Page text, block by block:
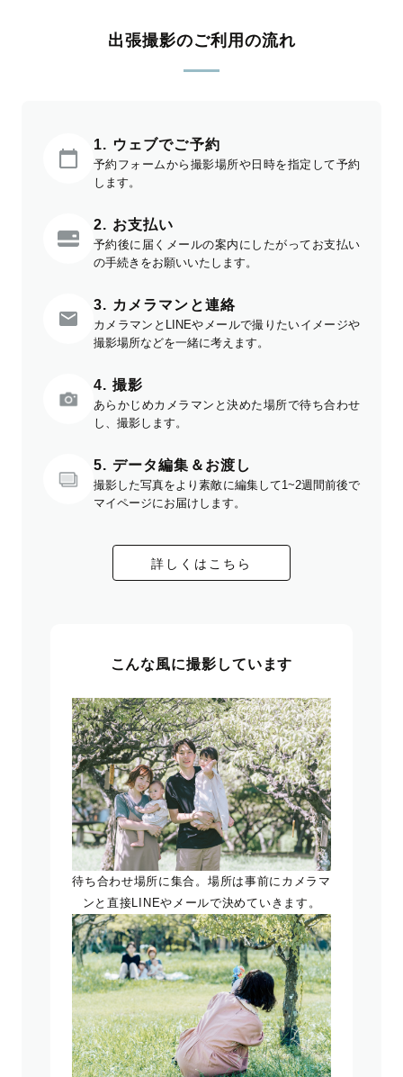
出張撮影のご利用の流れ
1. ウェブでご予約
予約フォームから撮影場所や日時を指定して予約
します。
2. お支払い
予約後に届くメールの案内にしたがってお支払い
の手続きをお願いいたします。
3. カメラマンと連絡
カメラマンとLINEやメールで撮りたいイメージや
撮影場所などを一緒に考えます。
4. 撮影
あらかじめカメラマンと決めた場所で待ち合わせ
し、撮影します。
5. データ編集＆お渡し
撮影した写真をより素敵に編集して1~2週間前後で
マイページにお届けします。
詳しくはこちら
こんな風に撮影しています
待ち合わせ場所に集合。場所は事前にカメラマ
ンと直接LINEやメールで決めていきます。